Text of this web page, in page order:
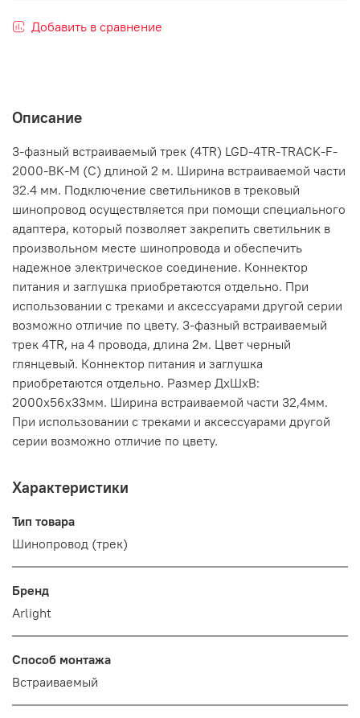
Добавить в сравнение
Описание
3-фазный встраиваемый трек (4TR) LGD-4TR-TRACK-F-
2000-BK-M (C) длиной 2 м. Ширина встраиваемой части
32.4 мм. Подключение светильников в трековый
шинопровод осуществляется при помощи специального
адаптера, который позволяет закрепить светильник в
произвольном месте шинопровода и обеспечить
надежное электрическое соединение. Коннектор
питания и заглушка приобретаются отдельно. При
использовании с треками и аксессуарами другой серии
возможно отличие по цвету. 3-фазный встраиваемый
трек 4TR, на 4 провода, длина 2м. Цвет черный
глянцевый. Коннектор питания и заглушка
приобретаются отдельно. Размер ДxШxВ:
2000x56x33мм. Ширина встраиваемой части 32,4мм.
При использовании с треками и аксессуарами другой
серии возможно отличие по цвету.
Характеристики
Тип товара
Шинопровод (трек)
Бренд
Arlight
Способ монтажа
Встраиваемый